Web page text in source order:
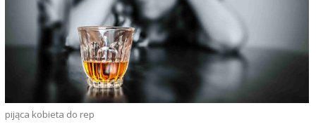
pijąca kobieta do rep